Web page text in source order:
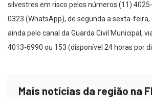
silvestres em risco pelos números (11)
0323 (WhatsApp), de segunda a sexta-feira,
ainda pelo canal da Guarda Civil Municipal,
4013-6990 ou 153 (disponível 24 horas por
Mais notícias da região na